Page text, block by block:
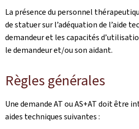
La présence du personnel
de statuer sur l’adéquation de l’aide
demandeur et les capacités
le demandeur et/ou son aidant.
Règles générales
Une demande AT ou AS+AT doit être
aides techniques suivantes :